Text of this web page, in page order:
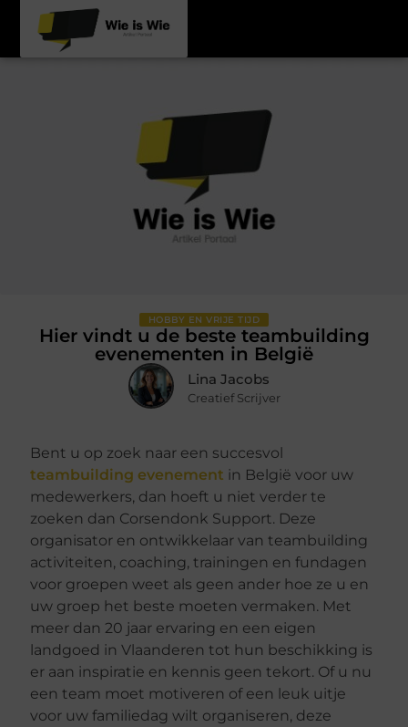
HOBBY EN VRIJE TIJD
Hier vindt u de beste teambuilding
evenementen in België
Lina Jacobs
Creatief Scrijver
Bent u op zoek naar een succesvol
teambuilding evenement in België voor uw
medewerkers, dan hoeft u niet verder te
zoeken dan Corsendonk Support. Deze
organisator en ontwikkelaar van teambuilding
activiteiten, coaching, trainingen en fundagen
voor groepen weet als geen ander hoe ze u en
uw groep het beste moeten vermaken. Met
meer dan 20 jaar ervaring en een eigen
landgoed in Vlaanderen tot hun beschikking is
er aan inspiratie en kennis geen tekort. Of u nu
een team moet motiveren of een leuk uitje
voor uw familiedag wilt organiseren, deze